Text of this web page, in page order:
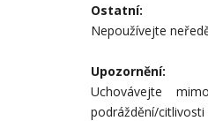
Ostatní:
Nepoužívejte
Upozornění:
Uchovávejte
podráždění/